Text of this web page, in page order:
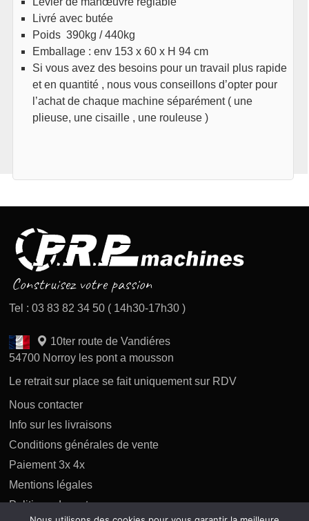
Livré avec butée
Poids 390kg / 440kg
Emballage : env 153 x 60 x H 94 cm
Si vous avez des besoins pour un travail plus rapide
et en quantité , nous vous conseillons d’opter pour
l’achat de chaque machine séparément ( une
plieuse, une cisaille , une rouleuse )
Tel : 03 83 82 34 50 ( 14h30-17h30 )
10ter route de Vandiéres
54700 Norroy les pont a mousson
Le retrait sur place se fait uniquement sur RDV
Nous contacter
Info sur les livraisons
Conditions générales de vente
Paiement 3x 4x
Mentions légales
Politique des retours